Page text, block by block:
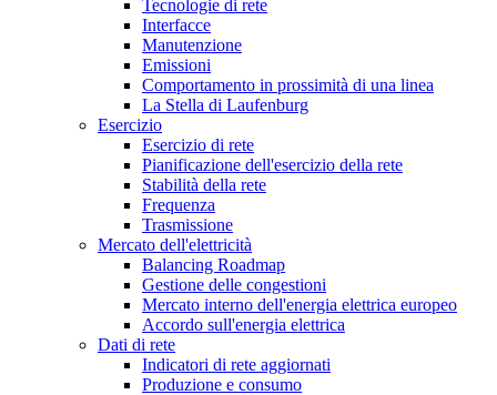
Tecnologie di rete
Interfacce
Manutenzione
Emissioni
Comportamento in prossimità di una linea
La Stella di Laufenburg
Esercizio
Esercizio di rete
Pianificazione dell'esercizio della rete
Stabilità della rete
Frequenza
Trasmissione
Mercato dell'elettricità
Balancing Roadmap
Gestione delle congestioni
Mercato interno dell'energia elettrica europeo
Accordo sull'energia elettrica
Dati di rete
Indicatori di rete aggiornati
Produzione e consumo